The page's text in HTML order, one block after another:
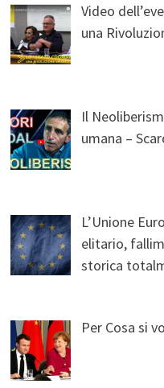
Video
una
Il
umana –
L’Unione
elitario,
storica
Per Cosa si